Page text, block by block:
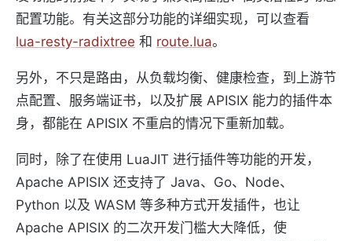
配置功能。有关这部分功能的详细实现，可以查看
lua-resty-radixtree 和 route.lua。
另外，不只是路由，从负载均衡、健康检查，到上游节
点配置、服务端证书，以及扩展 APISIX 能力的插件本
身，都能在 APISIX 不重启的情况下重新加载。
同时，除了在使用 LuaJIT 进行插件等功能的开发，
Apache APISIX 还支持了 Java、Go、Node、
Python 以及 WASM 等多种方式开发插件，也让
Apache APISIX 的二次开发门槛大大降低，使